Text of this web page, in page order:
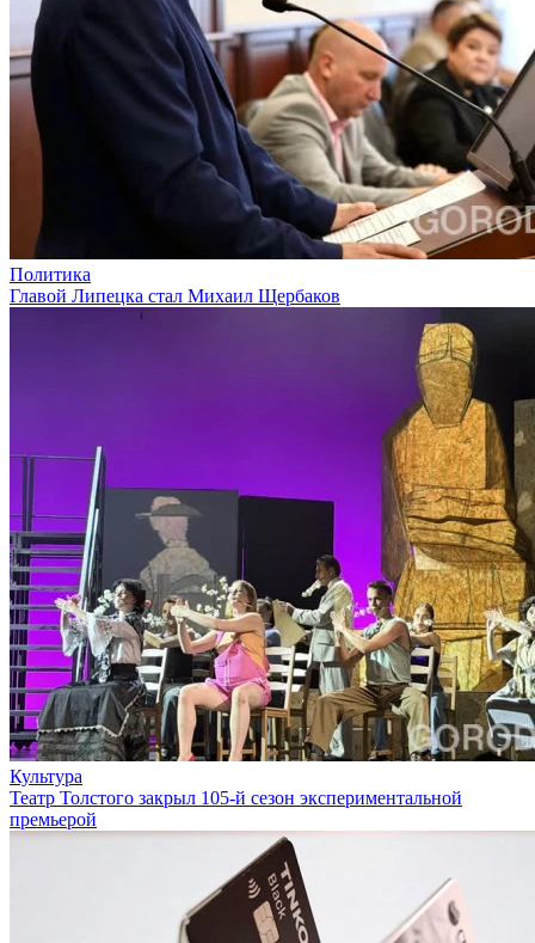
Политика
Главой Липецка стал Михаил Щербаков
Культура
Театр Толстого закрыл 105-й сезон экспериментальной
премьерой